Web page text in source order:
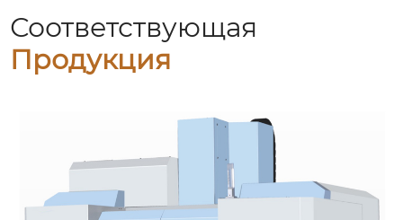
Соответствующая
Продукция